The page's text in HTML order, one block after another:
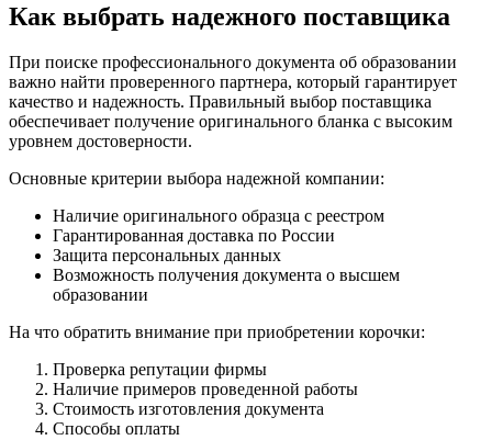
Как выбрать надежного поставщика
При поиске профессионального документа об образовании
важно найти проверенного партнера, который гарантирует
качество и надежность. Правильный выбор поставщика
обеспечивает получение оригинального бланка с высоким
уровнем достоверности.
Основные критерии выбора надежной компании:
Наличие оригинального образца с реестром
Гарантированная доставка по России
Защита персональных данных
Возможность получения документа о высшем
образовании
На что обратить внимание при приобретении корочки:
Проверка репутации фирмы
Наличие примеров проведенной работы
Стоимость изготовления документа
Способы оплаты